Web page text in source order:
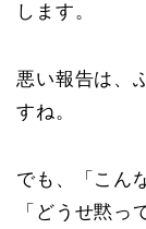
します。
悪い報告は、
すね。
でも、「こん
「どうせ黙